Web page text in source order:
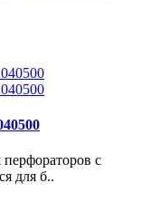
с
для б..